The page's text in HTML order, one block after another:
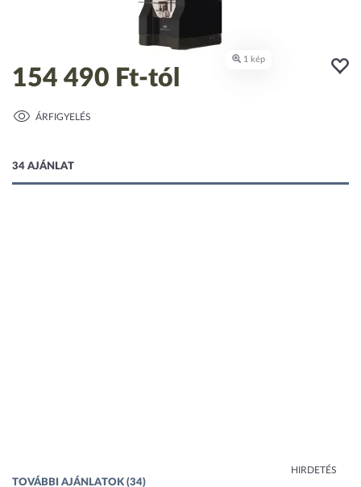
154 490 Ft-tól
ÁRFIGYELÉS
34 AJÁNLAT
HIRDETÉS
TOVÁBBI AJÁNLATOK (34)